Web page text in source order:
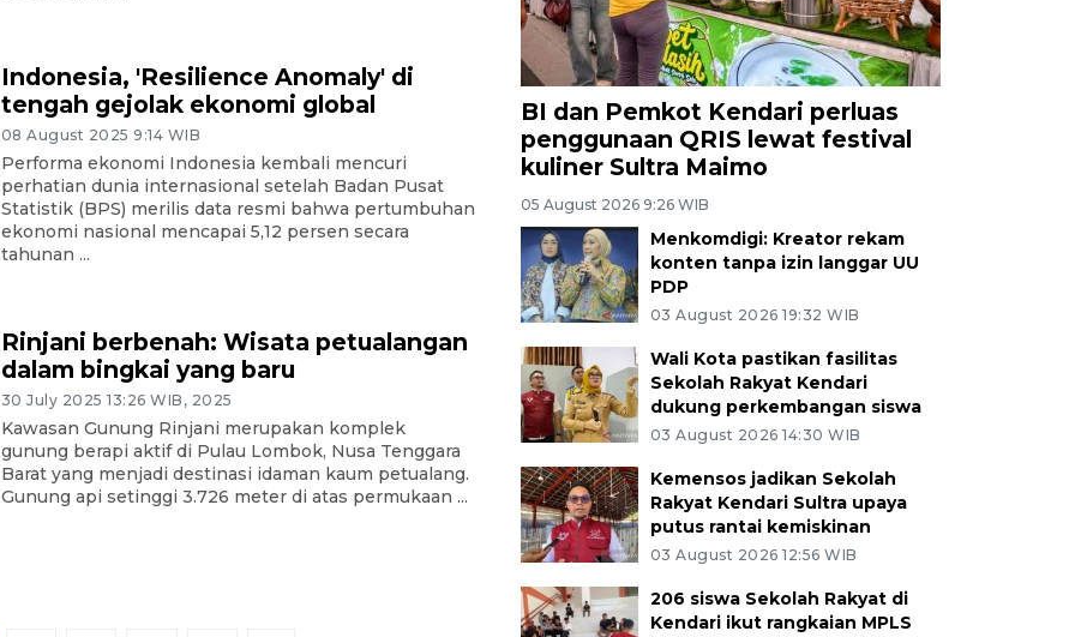
Indonesia, 'Resilience Anomaly' di
tengah gejolak ekonomi global
08 August 2025 9:14 WIB
Performa ekonomi Indonesia kembali mencuri
perhatian dunia internasional setelah Badan Pusat
Statistik (BPS) merilis data resmi bahwa pertumbuhan
ekonomi nasional mencapai 5,12 persen secara
tahunan ...
Rinjani berbenah: Wisata petualangan
dalam bingkai yang baru
30 July 2025 13:26 WIB, 2025
Kawasan Gunung Rinjani merupakan komplek
gunung berapi aktif di Pulau Lombok, Nusa Tenggara
Barat yang menjadi destinasi idaman kaum petualang.
Gunung api setinggi 3.726 meter di atas permukaan ...
BI dan Pemkot Kendari perluas
penggunaan QRIS lewat festival
kuliner Sultra Maimo
05 August 2026 9:26 WIB
Menkomdigi: Kreator rekam
konten tanpa izin langgar UU
PDP
03 August 2026 19:32 WIB
Wali Kota pastikan fasilitas
Sekolah Rakyat Kendari
dukung perkembangan siswa
03 August 2026 14:30 WIB
Kemensos jadikan Sekolah
Rakyat Kendari Sultra upaya
putus rantai kemiskinan
03 August 2026 12:56 WIB
206 siswa Sekolah Rakyat di
Kendari ikut rangkaian MPLS